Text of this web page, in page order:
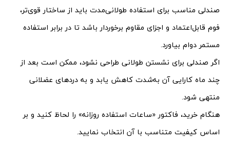
صندلی مناسب برای استفاده طولانی‌مدت باید از ساختار قوی‌تر،
فوم قابل‌اعتماد و اجزای مقاوم برخوردار باشد تا در برابر استفاده
مستمر دوام بیاورد.
اگر صندلی برای نشستن طولانی طراحی نشود، ممکن است بعد از
چند ماه کارایی آن به‌شدت کاهش یابد و به دردهای عضلانی
منتهی شود.
هنگام خرید، فاکتور «ساعات استفاده روزانه» را لحاظ کنید و بر
اساس کیفیت متناسب با آن انتخاب نمایید.